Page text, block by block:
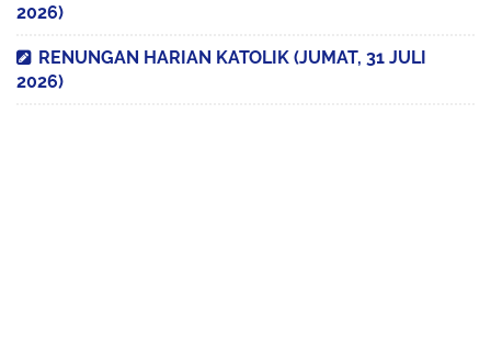
2026)
RENUNGAN HARIAN KATOLIK (JUMAT, 31 JULI
2026)